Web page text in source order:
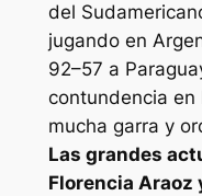
del
jugando en
92–57 a
contundencia
mucha garra y
Las grandes
Florencia Araoz